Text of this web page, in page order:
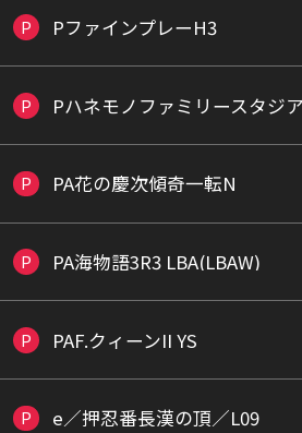
P PファインプレーH3
P Pハネモノファミリースタジ
P PA花の慶次傾奇一転N
P PA海物語3R3 LBA(LBAW)
P PAF.クィーンII YS
P e／押忍番長漢の頂／L09